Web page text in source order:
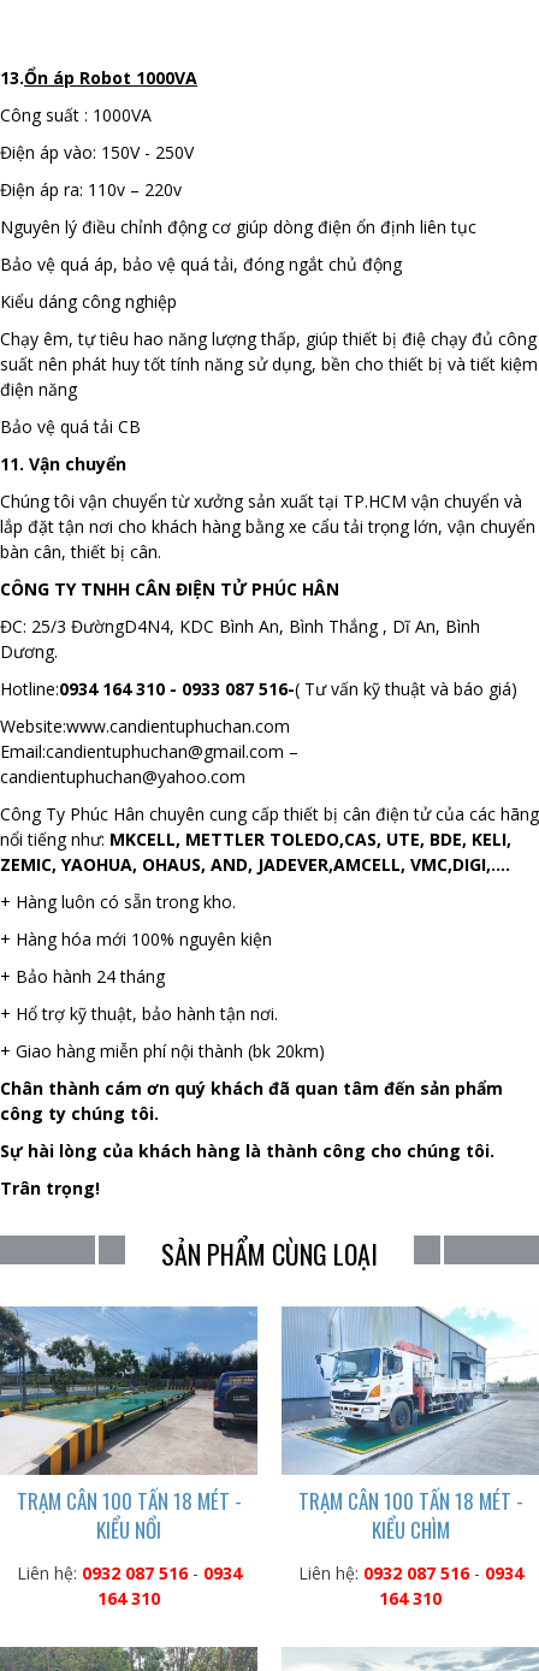
13.Ổn áp Robot 1000VA
Công suất : 1000VA
Điện áp vào: 150V - 250V
Điện áp ra: 110v – 220v
Nguyên lý điều chỉnh động cơ giúp dòng điện ổn định liên tục
Bảo vệ quá áp, bảo vệ quá tải, đóng ngắt chủ động
Kiểu dáng công nghiệp
Chạy êm, tự tiêu hao năng lượng thấp, giúp thiết bị điệ chạy đủ công
suất nên phát huy tốt tính năng sử dụng, bền cho thiết bị và tiết kiệm
điện năng
Bảo vệ quá tải CB
11. Vận chuyển
Chúng tôi vận chuyển từ xưởng sản xuất tại TP.HCM vận chuyển và
lắp đặt tận nơi cho khách hàng bằng xe cẩu tải trọng lớn, vận chuyển
bàn cân, thiết bị cân.
CÔNG TY TNHH CÂN ĐIỆN TỬ PHÚC HÂN
ĐC: 25/3 ĐườngD4N4, KDC Bình An, Bình Thắng , Dĩ An, Bình
Dương.
Hotline:0934 164 310 - 0933 087 516-( Tư vấn kỹ thuật và báo giá)
Website:www.candientuphuchan.com
Email:candientuphuchan@gmail.com –
candientuphuchan@yahoo.com
Công Ty Phúc Hân chuyên cung cấp thiết bị cân điện tử của các hãng
nổi tiếng như: MKCELL, METTLER TOLEDO,CAS, UTE, BDE, KELI,
ZEMIC, YAOHUA, OHAUS, AND, JADEVER,AMCELL, VMC,DIGI,....
+ Hàng luôn có sẵn trong kho.
+ Hàng hóa mới 100% nguyên kiện
+ Bảo hành 24 tháng
+ Hổ trợ kỹ thuật, bảo hành tận nơi.
+ Giao hàng miễn phí nội thành (bk 20km)
Chân thành cám ơn quý khách đã quan tâm đến sản phẩm
công ty chúng tôi.
Sự hài lòng của khách hàng là thành công cho chúng tôi.
Trân trọng!
SẢN PHẨM CÙNG LOẠI
TRẠM CÂN 100 TẤN 18 MÉT -
KIỂU NỔI
Liên hệ: 0932 087 516- 0934
164 310
TRẠM CÂN 100 TẤN 18 MÉT -
KIỂU CHÌM
Liên hệ: 0932 087 516- 0934
164 310